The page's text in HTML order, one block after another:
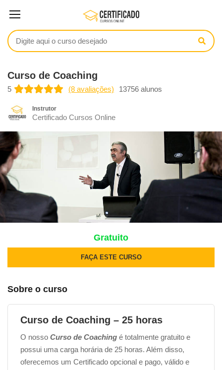
Curso de Coaching
5 (8 avaliações) 13756 alunos
Instrutor
Certificado Cursos Online
Gratuito
FAÇA ESTE CURSO
Sobre o curso
Curso de Coaching – 25 horas
O nosso Curso de Coaching é totalmente gratuito e
possui uma carga horária de 25 horas. Além disso,
oferecemos um Certificado opcional e pago, válido e